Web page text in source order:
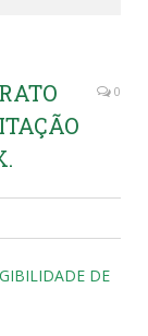
0
DE